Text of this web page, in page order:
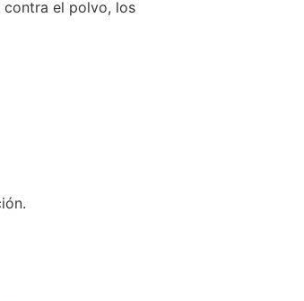
contra el polvo, los